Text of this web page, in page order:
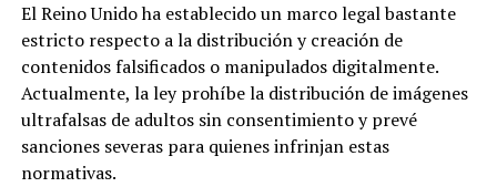
El Reino Unido ha establecido un marco legal bastante
estricto respecto a la distribución y creación de
contenidos falsificados o manipulados digitalmente.
Actualmente, la ley prohíbe la distribución de imágenes
ultrafalsas de adultos sin consentimiento y prevé
sanciones severas para quienes infrinjan estas
normativas.